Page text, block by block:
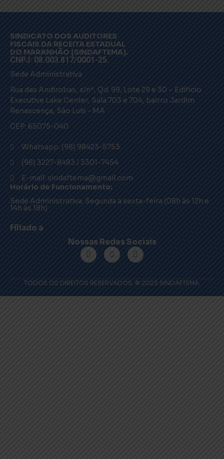
SINDICATO DOS AUDITORES
FISCAIS DA RECEITA ESTADUAL
DO MARANHÃO (SINDAFTEMA).
CNPJ: 08.003.817/0001-25.
Sede Administrativa
Rua das Andirobas, s/nº, Qd. 99, Lote 29 e 30 – Edifício
Executive Lake Center, Sala 703 e 704, bairro Jardim
Renascença, São Luís - MA
CEP: 65075-040
Whatsapp: (98) 98423-5753
(98) 3227-8483 / 3301-7454
E-mail: sindaftema@gmail.com
Horário de Funcionamento:
Sede Administrativa: Segunda a sexta-feira (08h às 12h e
14h às 18h)
Filiado a
Nossas Redes Sociais
TODOS OS DIREITOS RESERVADOS. © 2023 SINDAFTEMA.